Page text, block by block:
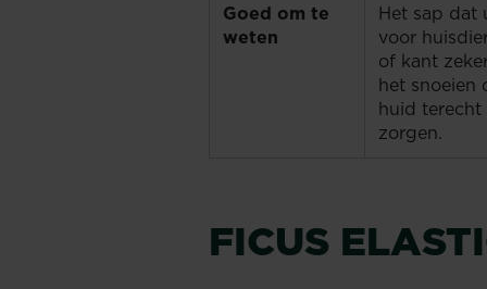
Goed om te
weten
Het sap dat
voor
of kant
het snoeien
huid
zorgen.
FICUS